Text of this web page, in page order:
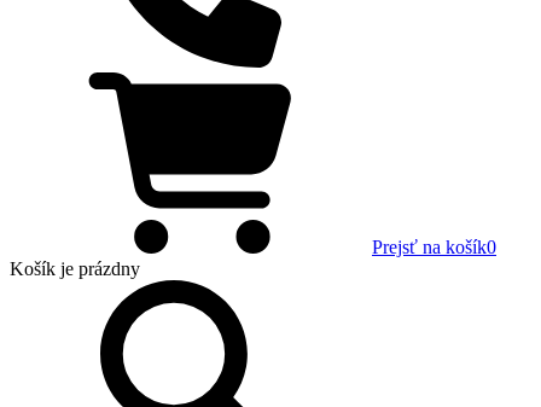
Prejsť na košík0
Košík je prázdny